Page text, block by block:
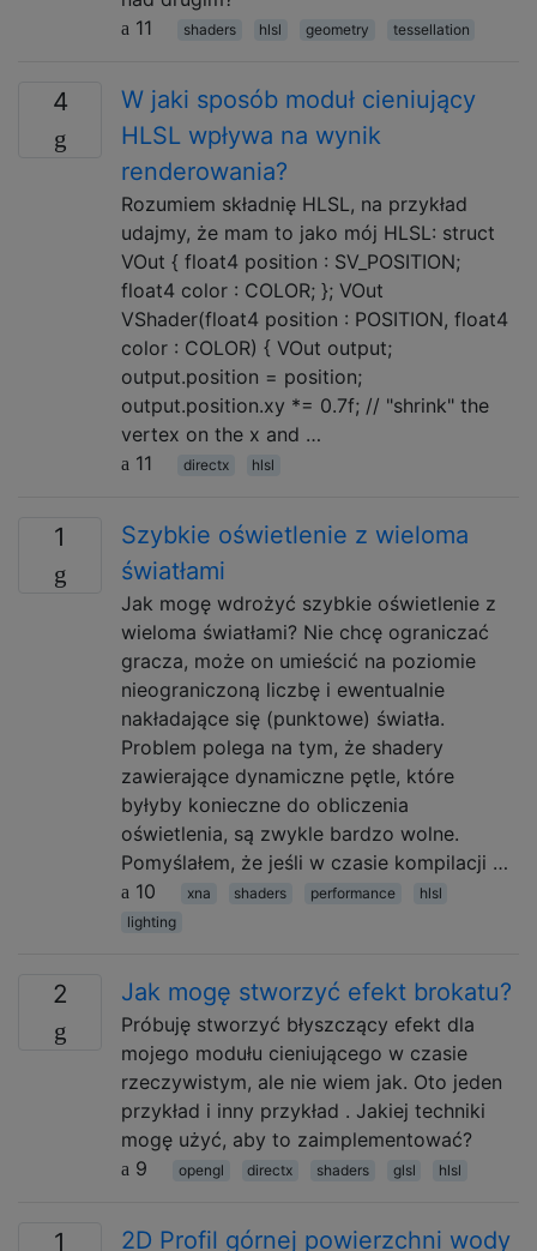
11
shaders hlsl geometry tessellation
4
W jaki sposób moduł cieniujący
HLSL wpływa na wynik
renderowania?
Rozumiem składnię HLSL, na przykład
udajmy, że mam to jako mój HLSL: struct
VOut { float4 position : SV_POSITION;
float4 color : COLOR; }; VOut
VShader(float4 position : POSITION, float4
color : COLOR) { VOut output;
output.position = position;
output.position.xy *= 0.7f; // "shrink" the
vertex on the x and …
11
directx hlsl
1
Szybkie oświetlenie z wieloma
światłami
Jak mogę wdrożyć szybkie oświetlenie z
wieloma światłami? Nie chcę ograniczać
gracza, może on umieścić na poziomie
nieograniczoną liczbę i ewentualnie
nakładające się (punktowe) światła.
Problem polega na tym, że shadery
zawierające dynamiczne pętle, które
byłyby konieczne do obliczenia
oświetlenia, są zwykle bardzo wolne.
Pomyślałem, że jeśli w czasie kompilacji …
10
xna shaders performance
hlsl
lighting
2 Jak mogę stworzyć efekt brokatu?
Próbuję stworzyć błyszczący efekt dla
mojego modułu cieniującego w czasie
rzeczywistym, ale nie wiem jak. Oto jeden
przykład i inny przykład . Jakiej techniki
mogę użyć, aby to zaimplementować?
9
opengl directx shaders glsl hlsl
1 2D Profil górnej powierzchni wody